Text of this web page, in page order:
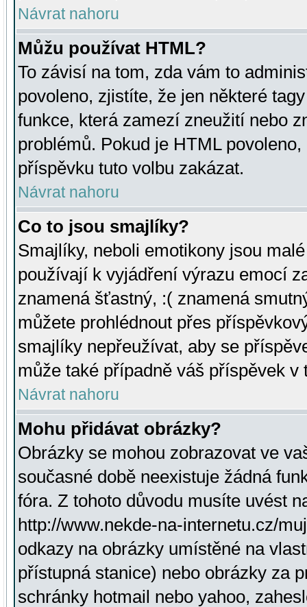
Návrat nahoru
Můžu používat HTML?
To závisí na tom, zda vám to
povoleno, zjistíte, že jen některé
funkce, která zamezí zneužití nebo
problémů. Pokud je HTML
příspěvku tuto volbu zakázat.
Návrat nahoru
Co to jsou smajlíky?
Smajlíky, neboli emotikony jsou
používají k vyjádření výrazu emocí
znamená šťastný, :( znamená
můžete prohlédnout přes
smajlíky nepřeužívat, aby se
může také případně váš příspěvek v
Návrat nahoru
Mohu přidávat obrázky?
Obrázky se mohou zobrazovat ve
současné době neexistuje žádná
fóra. Z tohoto důvodu musíte uvést
http://www.nekde-na-internetu.cz/
odkazy na obrázky umístěné na
přístupná stanice) nebo obrázky za
schránky hotmail nebo yahoo,